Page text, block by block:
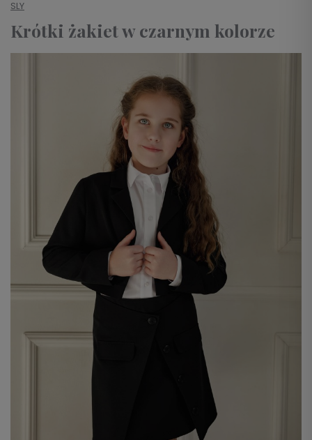
SLY
Krótki żakiet w czarnym kolorze